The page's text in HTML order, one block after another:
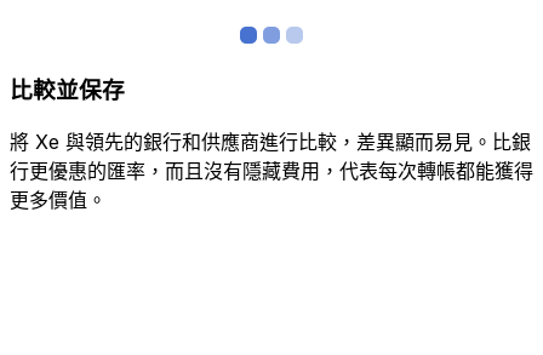
比較並保存
將 Xe 與領先的銀行和供應商進行比較，差異顯而易見。比銀
行更優惠的匯率，而且沒有隱藏費用，代表每次轉帳都能獲得
更多價值。